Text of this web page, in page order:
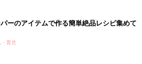
ーのアイテムで作る簡単絶品レシピ集めて
・育児